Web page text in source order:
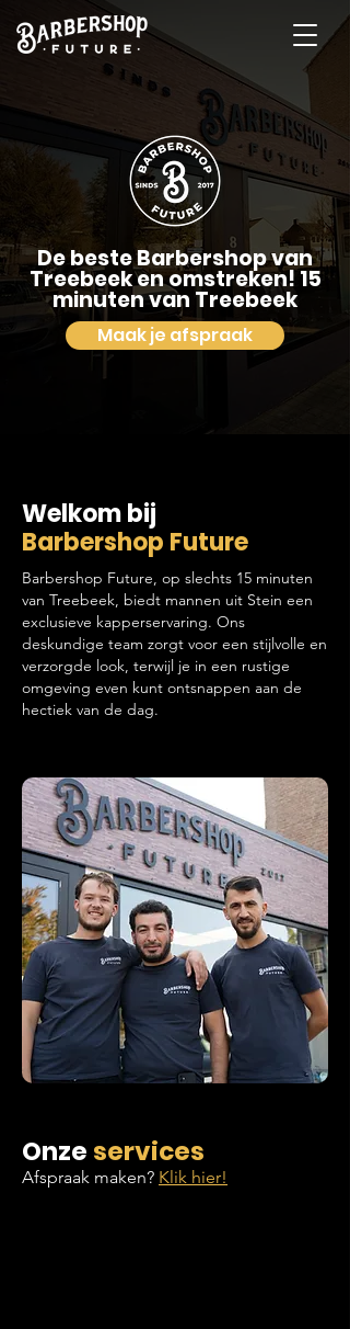
De beste Barbershop van
Treebeek en omstreken! 15
minuten van Treebeek
Maak je afspraak
Welkom bij
Barbershop Future
Barbershop Future, op slechts 15 minuten
van Treebeek, biedt mannen uit Stein een
exclusieve kapperservaring. Ons
deskundige team zorgt voor een stijlvolle en
verzorgde look, terwijl je in een rustige
omgeving even kunt ontsnappen aan de
hectiek van de dag.
Onze services
Afspraak maken? Klik hier!